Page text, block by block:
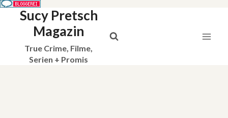
Sucy Pretsch
Magazin
True Crime, Filme,
Serien + Promis